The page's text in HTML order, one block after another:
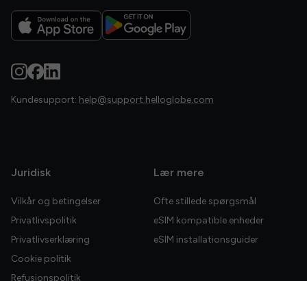
Kundesupport: help@support.helloglobe.com
Juridisk
Vilkår og betingelser
Privatlivspolitik
Privatlivserklæring
Cookie politik
Refusionspolitik
Lær mere
Ofte stillede spørgsmål
eSIM kompatible enheder
eSIM installationsguider